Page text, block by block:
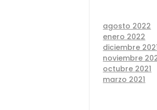
agosto 2022
enero 2022
diciembre
noviembre
octubre 2021
marzo 2021